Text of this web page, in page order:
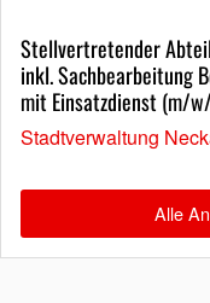
Stellvertretender
inkl. Sachbearbeitung
mit Einsatzdienst (m/
Stadtverwaltung
Alle